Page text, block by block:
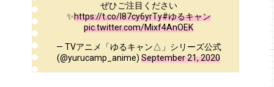
ぜひご注目ください
✨https://t.co/l87cy6yrTy#ゆるキャン
pic.twitter.com/Mixf4AnOEK
— TVアニメ「ゆるキャン△」シリーズ公式
(@yurucamp_anime)September 21, 2020